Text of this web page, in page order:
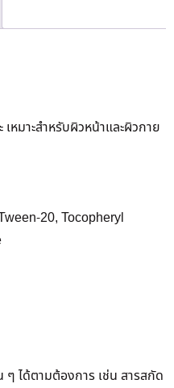
เหมาะสำหรับผิวหน้าและผิวกาย
20, Tocopheryl
ๆ ได้ตามต้องการ เช่น สารสกัด